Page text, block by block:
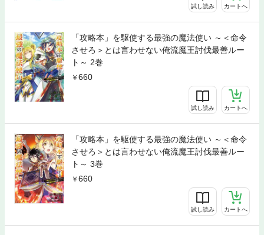
試し読み カートへ
「攻略本」を駆使する最強の魔法使い ～＜命令
させろ＞とは言わせない俺流魔王討伐最善ルー
ト～ 2巻
660
試し読み カートへ
「攻略本」を駆使する最強の魔法使い ～＜命令
させろ＞とは言わせない俺流魔王討伐最善ルー
ト～ 3巻
660
試し読み カートへ